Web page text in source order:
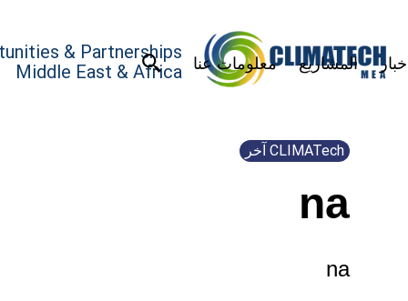
& Partnerships
Middle East & Africa
المشاريع معلومات عنا
CLIMATech آخر
na
na